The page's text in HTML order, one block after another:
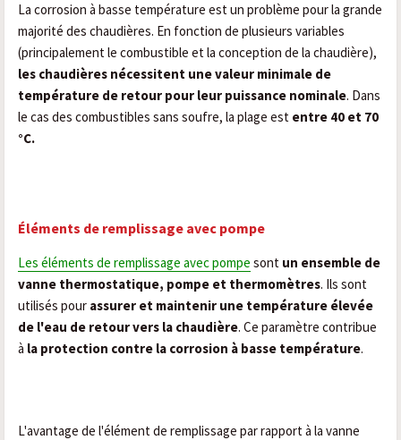
La corrosion à basse température est un problème pour la grande
majorité des chaudières. En fonction de plusieurs variables
(principalement le combustible et la conception de la chaudière),
les chaudières nécessitent une valeur minimale de
température de retour pour leur puissance nominale. Dans
le cas des combustibles sans soufre, la plage est entre 40 et 70
°C.
Éléments de remplissage avec pompe
Les éléments de remplissage avec pompe sont un ensemble de
vanne thermostatique, pompe et thermomètres. Ils sont
utilisés pour assurer et maintenir une température élevée
de l'eau de retour vers la chaudière. Ce paramètre contribue
à la protection contre la corrosion à basse température.
L'avantage de l'élément de remplissage par rapport à la vanne